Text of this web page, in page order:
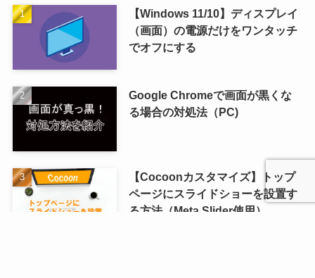
【Windows 11/10】ディスプレイ
（画面）の電源だけをワンタッチ
でオフにする
Google Chromeで画面が黒くな
る場合の対処法（PC)
【Cocoonカスタマイズ】トップ
ページにスライドショーを設置す
る方法（Meta Slider使用）